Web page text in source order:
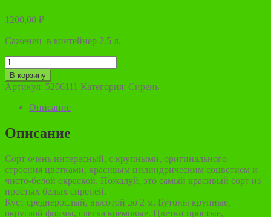
1200,00 ₽
Саженец в контейнер 2.5 л.
Количество
товара
Сирень
Агидель
В корзину
Артикул: 5206111 Категория: Сирень
Описание
Описание
Сорт очень интересный, с крупными, оригинального
строения цветками, красивым цилиндрическим соцветием и
чисто-белой окраской. Пожалуй, это самый красивый сорт из
простых белых сиреней.
Куст среднерослый, высотой до 2 м. Бутоны крупные,
округлой формы, слегка кремовые. Цветки простые,